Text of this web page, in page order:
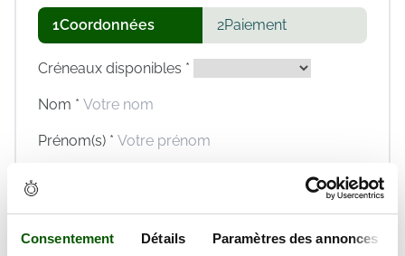
Consentement Détails Paramètres des annonces
1Coordonnées 2Paiement
Créneaux disponibles *
Nom *
Prénom(s) *
Téléphone *
En validant ce formulaire, j'accepte la politique de